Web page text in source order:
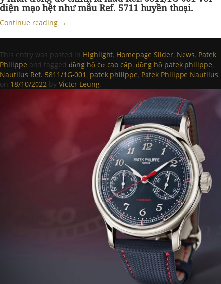
diện mạo hệt như mẫu Ref. 5711 huyền thoại.
Continue reading →
This entry was posted in Highlight, Homepage Slider, News, Patek
Philippe and tagged đồng hồ cơ cao cấp, đồng hồ patek philippe,
Nautilus Ref. 5811/1G-001 , patek philippe, Patek Philippe Nautilus
on 18/10/2022 by Victor Leung.